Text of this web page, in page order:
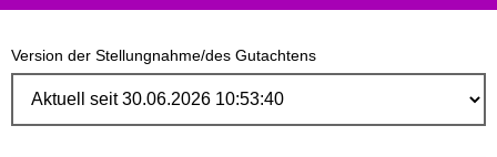
Version der Stellungnahme/des Gutachtens